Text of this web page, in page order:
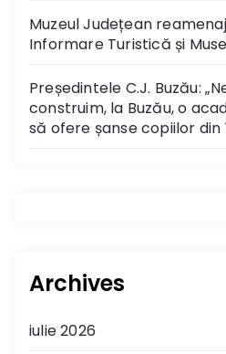
Muzeul Județean
Informare Turistică și
Președintele C.J. Buzău:
construim, la Buzău, o
să ofere șanse copiilor din
Archives
iulie 2026